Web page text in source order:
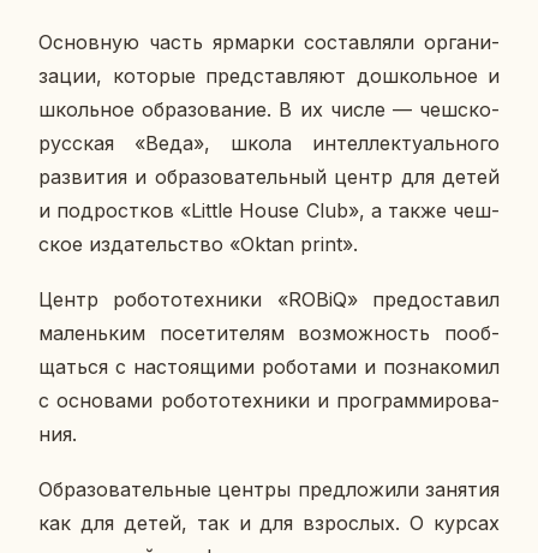
Ос­нов­ную часть яр­мар­ки со­став­ля­ли ор­га­ни­
за­ции, ко­то­рые пред­став­ля­ют до­школь­ное и
школь­ное об­ра­зо­ва­ние. В их числе — чешско-
рус­ская «Веда», школа ин­тел­лек­ту­аль­но­го
раз­ви­тия и об­ра­зо­ва­тель­ный центр для детей
и под­рост­ков «Little House Club», а также чеш­
ское из­да­тель­ство «Oktan print».
Центр ро­бо­то­тех­ни­ки «ROBiQ» предо­ста­вил
ма­лень­ким по­се­ти­те­лям воз­мож­ность по­об­
щать­ся с на­сто­я­щи­ми ро­бо­та­ми и по­зна­ко­мил
с ос­но­ва­ми ро­бо­то­тех­ни­ки и про­грам­ми­ро­ва­
ния.
Об­ра­зо­ва­тель­ные центры пред­ло­жи­ли за­ня­тия
как для детей, так и для взрос­лых. О курсах